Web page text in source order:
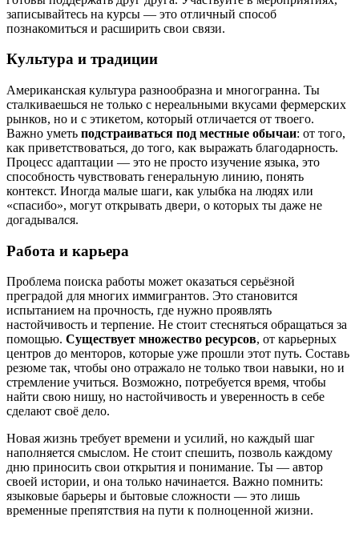
записывайтесь на курсы — это отличный способ
познакомиться и расширить свои связи.
Культура и традиции
Американская культура разнообразна и многогранна. Ты
сталкиваешься не только с нереальными вкусами фермерских
рынков, но и с этикетом, который отличается от твоего.
Важно уметь подстраиваться под местные обычаи: от того,
как приветствоваться, до того, как выражать благодарность.
Процесс адаптации — это не просто изучение языка, это
способность чувствовать генеральную линию, понять
контекст. Иногда малые шаги, как улыбка на людях или
«спасибо», могут открывать двери, о которых ты даже не
догадывался.
Работа и карьера
Проблема поиска работы может оказаться серьёзной
преградой для многих иммигрантов. Это становится
испытанием на прочность, где нужно проявлять
настойчивость и терпение. Не стоит стесняться обращаться за
помощью. Существует множество ресурсов, от карьерных
центров до менторов, которые уже прошли этот путь. Составь
резюме так, чтобы оно отражало не только твои навыки, но и
стремление учиться. Возможно, потребуется время, чтобы
найти свою нишу, но настойчивость и уверенность в себе
сделают своё дело.
Новая жизнь требует времени и усилий, но каждый шаг
наполняется смыслом. Не стоит спешить, позволь каждому
дню приносить свои открытия и понимание. Ты — автор
своей истории, и она только начинается. Важно помнить:
языковые барьеры и бытовые сложности — это лишь
временные препятствия на пути к полноценной жизни.